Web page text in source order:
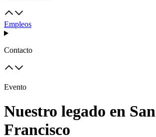
Empleos
Contacto
Evento
Nuestro legado en San
Francisco